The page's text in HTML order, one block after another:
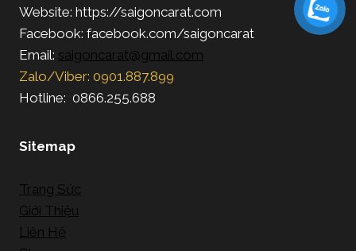
Website: https://saigoncarat.com
Facebook: facebook.com/saigoncarat
Email: saigoncarat@gmail.com
Zalo/Viber: 0901.887.899
Hotline: 0866.255.688
Sitemap
Trang Sức
Giới Thiệu
Liên Hệ